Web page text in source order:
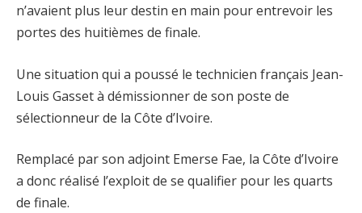
n’avaient plus leur destin en main pour entrevoir les
portes des huitièmes de finale.
Une situation qui a poussé le technicien français Jean-
Louis Gasset à démissionner de son poste de
sélectionneur de la Côte d’Ivoire.
Remplacé par son adjoint Emerse Fae, la Côte d’Ivoire
a donc réalisé l’exploit de se qualifier pour les quarts
de finale.